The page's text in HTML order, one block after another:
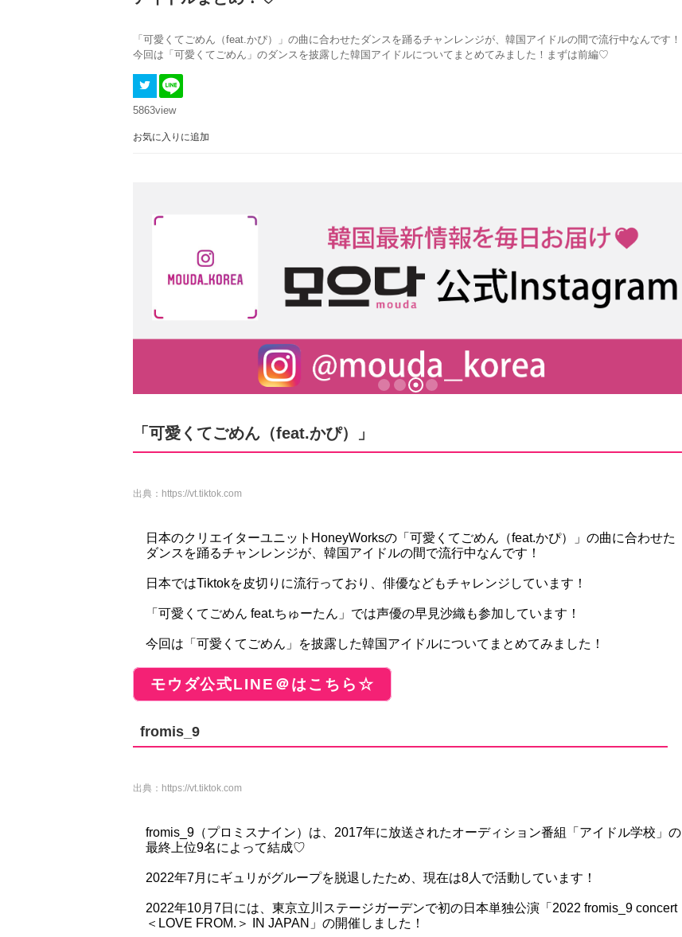
「可愛くてごめん（feat.かぴ）」の曲に合わせたダンスを踊るチャンレンジが、韓国アイドルの間で流行中なんです！
今回は「可愛くてごめん」のダンスを披露した韓国アイドルについてまとめてみました！まずは前編♡
5863view
お気に入りに追加
「可愛くてごめん（feat.かぴ）」
出典： https://vt.tiktok.com
日本のクリエイターユニットHoneyWorksの「可愛くてごめん（feat.かぴ）」の曲に合わせた
ダンスを踊るチャンレンジが、韓国アイドルの間で流行中なんです！
日本ではTiktokを皮切りに流行っており、俳優などもチャレンジしています！
「可愛くてごめん feat.ちゅーたん」では声優の早見沙織も参加しています！
今回は「可愛くてごめん」を披露した韓国アイドルについてまとめてみました！
モウダ公式LINE＠はこちら☆
fromis_9
出典： https://vt.tiktok.com
fromis_9（プロミスナイン）は、2017年に放送されたオーディション番組「アイドル学校」の
最終上位9名によって結成♡
2022年7月にギュリがグループを脱退したため、現在は8人で活動しています！
2022年10月7日には、東京立川ステージガーデンで初の日本単独公演「2022 fromis_9 concert
＜LOVE FROM.＞ IN JAPAN」の開催しました！